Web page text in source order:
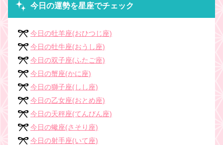
今日の運勢を星座でチェック
今日の牡羊座(おひつじ座)
今日の牡牛座(おうし座)
今日の双子座(ふたご座)
今日の蟹座(かに座)
今日の獅子座(しし座)
今日の乙女座(おとめ座)
今日の天秤座(てんびん座)
今日の蠍座(さそり座)
今日の射手座(いて座)